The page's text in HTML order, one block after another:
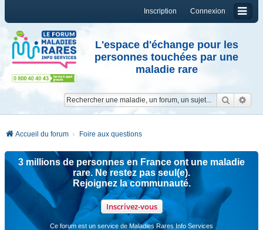
Connexion
Inscription
L'espace d'échange pour les
personnes touchées par une
maladie rare
Accueil du forum Foire aux questions
3 millions de personnes en France ont une maladie
rare. Ne restez pas seul(e).
Rejoignez la communauté.
Inscrivez-vous
Ce forum est un service de Maladies Rares Info Services